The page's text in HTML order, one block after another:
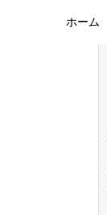
ホーム